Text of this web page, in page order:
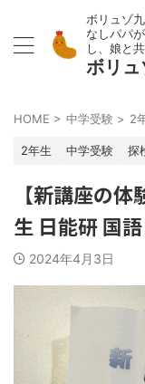
ボリュゾ
なしパパ
し、娘と
ボリ
HOME > 中学受験 > 2
2年生 中学受験 探
【新講座の
生 日能研 国
2024年4月3日